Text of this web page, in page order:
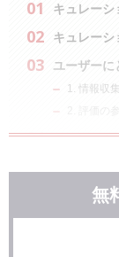
キュレーシ
キュレーシ
ユーザーに
1. 情報収
2. 評価の
キュレーシ
ヘルスケ
無